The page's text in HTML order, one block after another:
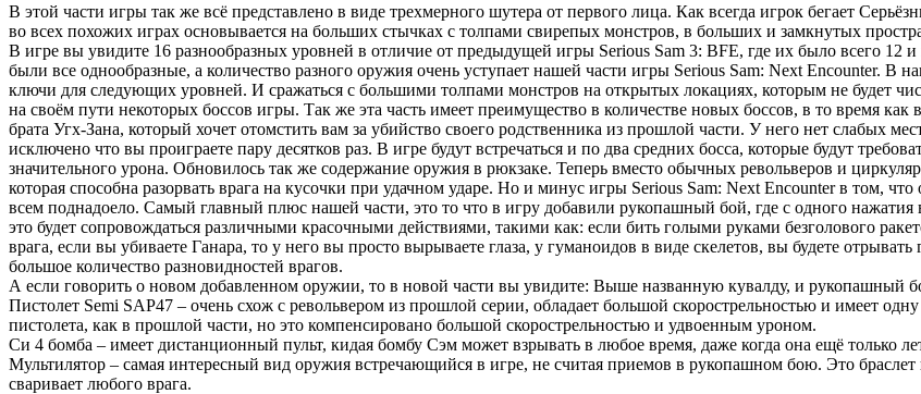
В этой части игры так же всё представлено в виде трехмерного шутера от первого лица. Как всегда игрок бегает
во всех похожих играх основывается на больших стычках с толпами свирепых монстров, в больших и замкнутых
В игре вы увидите 16 разнообразных уровней в отличие от предыдущей игры Serious Sam 3: BFE, где их было всего 12
были все однообразные, а количество разного оружия очень уступает нашей части игры Serious Sam: Next Encounter. В
ключи для следующих уровней. И сражаться с большими толпами монстров на открытых локациях, которым не будет
на своём пути некоторых боссов игры. Так же эта часть имеет преимущество в количестве новых боссов, в то время
брата Угх-Зана, который хочет отомстить вам за убийство своего родственника из прошлой части. У него нет слабых
исключено что вы проиграете пару десятков раз. В игре будут встречаться и по два средних босса, которые будут
значительного урона. Обновилось так же содержание оружия в рюкзаке. Теперь вместо обычных револьверов и
которая способна разорвать врага на кусочки при удачном ударе. Но и минус игры Serious Sam: Next Encounter в том,
всем поднадоело. Самый главный плюс нашей части, это то что в игру добавили рукопашный бой, где с одного
это будет сопровождаться различными красочными действиями, такими как: если бить голыми руками безголового
врага, если вы убиваете Ганара, то у него вы просто вырываете глаза, у гуманоидов в виде скелетов, вы будете
большое количество разновидностей врагов.
А если говорить о новом добавленном оружии, то в новой части вы увидите: Выше названную кувалду, и рукопашный
Пистолет Semi SAP47 – очень схож с револьвером из прошлой серии, обладает большой скорострельностью и имеет
пистолета, как в прошлой части, но это компенсировано большой скорострельностью и удвоенным уроном.
Си 4 бомба – имеет дистанционный пульт, кидая бомбу Сэм может взрывать в любое время, даже когда она ещё только
Мультилятор – самая интересный вид оружия встречающийся в игре, не считая приемов в рукопашном бою. Это браслет
сваривает любого врага.